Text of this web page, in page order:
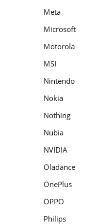
Meta
Microsoft
Motorola
MSI
Nintendo
Nokia
Nothing
Nubia
NVIDIA
Oladance
OnePlus
OPPO
Philips